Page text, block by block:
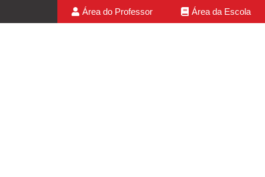
Área do Professor Área da Escola